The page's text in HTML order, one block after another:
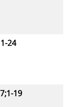
24
19